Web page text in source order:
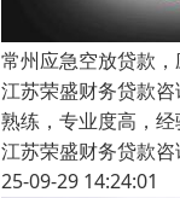
常州应急空放贷款
江苏荣盛财务贷款
熟练，专业度高，
江苏荣盛财务贷款咨
25-09-29 14:24:01